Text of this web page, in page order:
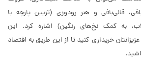
قالی‌بافی و هنر رودوزی (تزیین پارچه با
به کمک نخ‌های رنگین) اشاره کرد. این
خریداری کنید تا از این طریق به اقتصاد